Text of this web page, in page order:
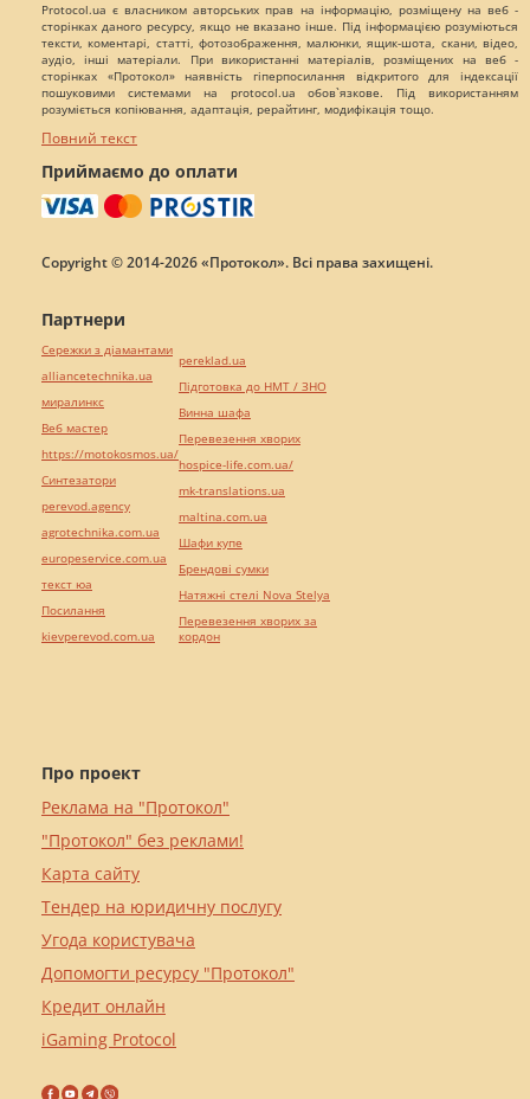
Protocol.ua є власником авторських прав на інформацію, розміщену на веб -
сторінках даного ресурсу, якщо не вказано інше. Під інформацією розуміються
тексти, коментарі, статті, фотозображення, малюнки, ящик-шота, скани, відео,
аудіо, інші матеріали. При використанні матеріалів, розміщених на веб -
сторінках «Протокол» наявність гіперпосилання відкритого для індексації
пошуковими системами на protocol.ua обов`язкове. Під використанням
розуміється копіювання, адаптація, рерайтинг, модифікація тощо.
Повний текст
Приймаємо до оплати
Copyright © 2014-2026 «Протокол». Всі права захищені.
Про проект
Реклама на "Протокол"
"Протокол" без реклами!
Карта сайту
Тендер на юридичну послугу
Угода користувача
Допомогти ресурсу "Протокол"
Кредит онлайн
iGaming Protocol
Партнери
Сережки з діамантами
alliancetechnika.ua
миралинкс
Веб мастер
https://motokosmos.ua/
Синтезатори
perevod.agency
agrotechnika.com.ua
europeservice.com.ua
текст юа
Посилання
kievperevod.com.ua
pereklad.ua
Підготовка до НМТ / ЗНО
Винна шафа
Перевезення хворих
hospice-life.com.ua/
mk-translations.ua
maltina.com.ua
Шафи купе
Брендові сумки
Натяжні стелі Nova Stelya
Перевезення хворих за
кордон